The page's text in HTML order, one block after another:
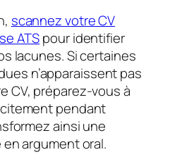
scannez votre CV
ATSpour identifier
lacunes. Si certaines
n’apparaissent pas
CV, préparez-vous à
pendant
ainsi une
argument oral.